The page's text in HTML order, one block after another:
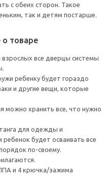
с обеих сторон. Такое
так и детям постарше.
товаре
взрослых все дверцы системы
ребенку будет гораздо
и другие вещи, которые
можно хранить все, что нужно
для одежды и
будет осваивать все
по-своему.
и 4 крючка/зажима